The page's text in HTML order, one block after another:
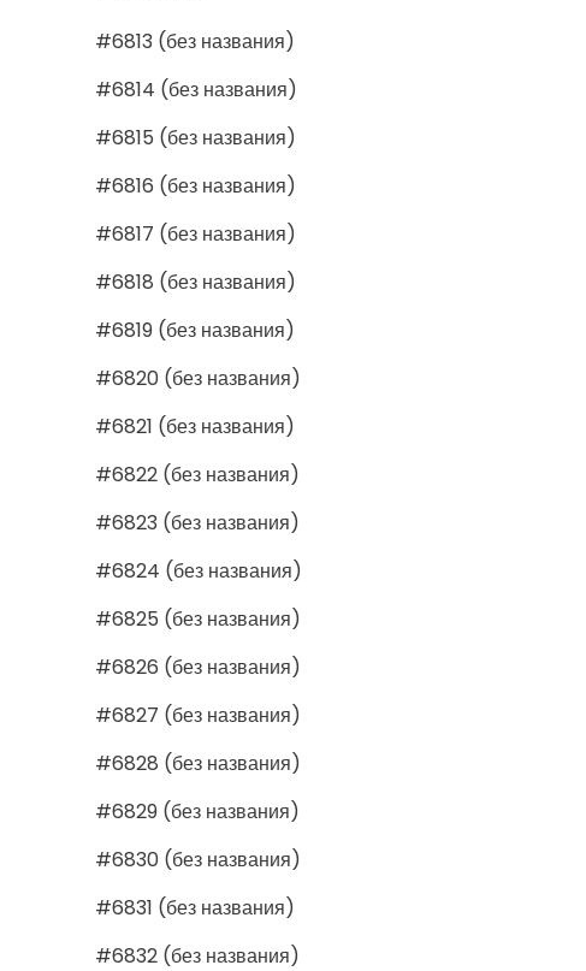
#6813 (без названия)
#6814 (без названия)
#6815 (без названия)
#6816 (без названия)
#6817 (без названия)
#6818 (без названия)
#6819 (без названия)
#6820 (без названия)
#6821 (без названия)
#6822 (без названия)
#6823 (без названия)
#6824 (без названия)
#6825 (без названия)
#6826 (без названия)
#6827 (без названия)
#6828 (без названия)
#6829 (без названия)
#6830 (без названия)
#6831 (без названия)
#6832 (без названия)